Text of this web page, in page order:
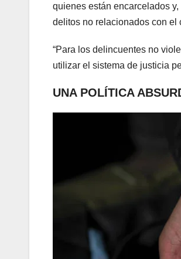
quienes están encarcelados
delitos no relacionados con el
“Para los delincuentes no
utilizar el sistema de justicia
UNA POLÍTICA